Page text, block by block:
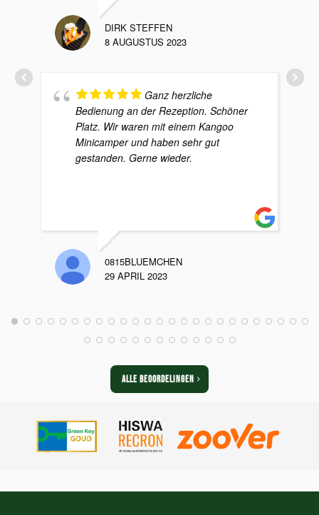
DIRK STEFFEN
8 AUGUSTUS 2023
Ganz herzliche
Bedienung an der Rezeption. Schöner
Platz. Wir waren mit einem Kangoo
Minicamper und haben sehr gut
gestanden. Gerne wieder.
0815BLUEMCHEN
29 APRIL 2023
ALLE BEOORDELINGEN